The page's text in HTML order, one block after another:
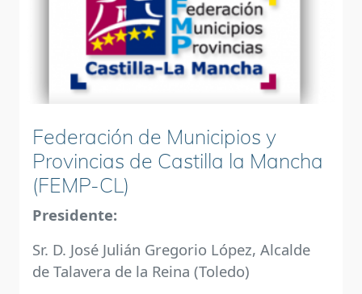
Federación de Municipios y
Provincias de Castilla la Mancha
(FEMP-CL)
Presidente:
Sr. D. José Julián Gregorio López, Alcalde
de Talavera de la Reina (Toledo)